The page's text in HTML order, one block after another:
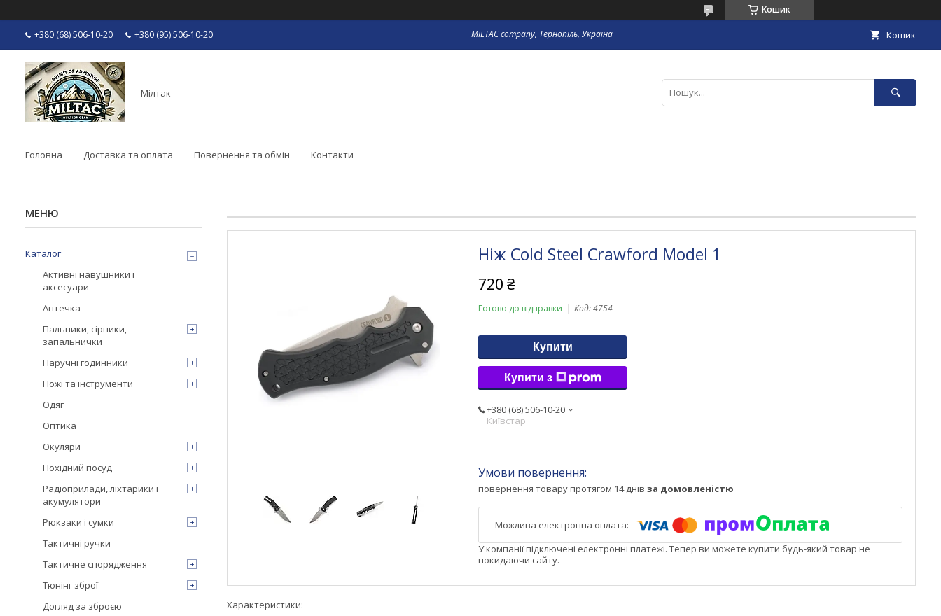
Кошик
+380 (68) 506-10-20 +380 (95) 506-10-20 MILTAC company, Тернопіль, Україна Кошик
Мілтак
Головна Доставка та оплата Повернення та обмін Контакти
Ніж Cold Steel Crawford Model 1
720 ₴
Готово до відправки Код:4754
Купити
Купити з
+380 (68) 506-10-20
Київстар
повернення товару протягом 14 днів за домовленістю
У компанії підключені електронні платежі. Тепер ви можете купити будь-який товар не
покидаючи сайту.
Характеристики:
Каталог
Активні навушники і
аксесуари
Аптечка
Пальники, сірники,
запальнички
Наручні годинники
Ножі та інструменти
Одяг
Оптика
Окуляри
Похідний посуд
Радіоприлади, ліхтарики і
акумулятори
Рюкзаки і сумки
Тактичні ручки
Тактичне спорядження
Тюнінг зброї
Догляд за зброєю